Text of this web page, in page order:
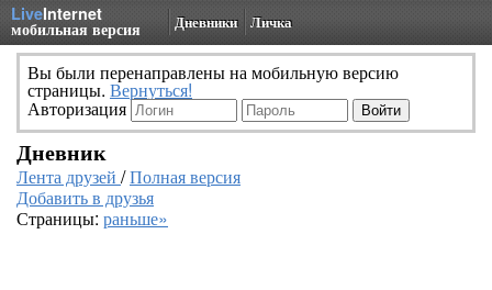
LiveInternet
мобильная версия Дневники Личка
Вы были перенаправлены на мобильную версию
страницы. Вернуться!
Авторизация
Дневник
Лента друзей /Полная версия
Добавить в друзья
Страницы: раньше»